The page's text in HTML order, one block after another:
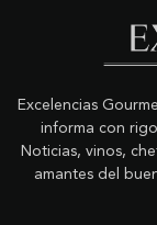
Excelencias
informa con
Noticias, vinos,
amantes del